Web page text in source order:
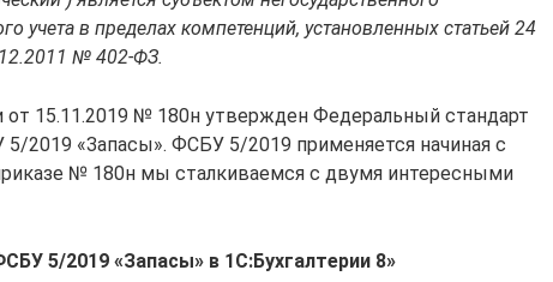
учета в пределах компетенций, установленных статьей 24
№ 402-ФЗ.
15.11.2019 № 180н утвержден Федеральный стандарт
5/2019 «Запасы». ФСБУ 5/2019 применяется начиная с
№ 180н мы сталкиваемся с двумя интересными
5/2019 «Запасы» в 1С:Бухгалтерии 8»